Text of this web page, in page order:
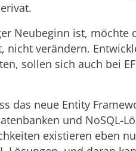
Neubeginn ist, möchte
nicht verändern.
sollen sich auch bei
das neue Entity
und NoSQL-
existieren eben